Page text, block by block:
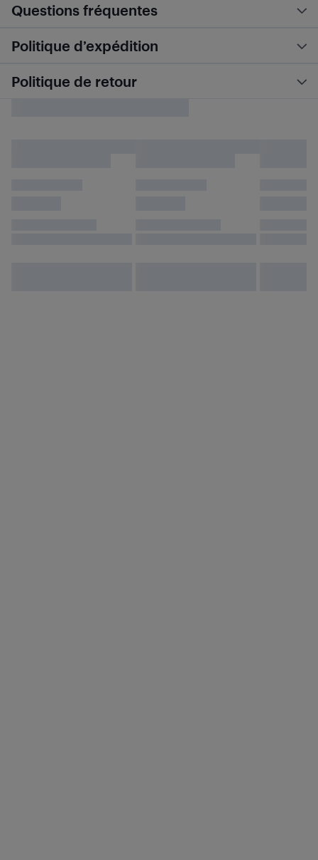
Questions fréquentes
Politique d’expédition
Politique de retour